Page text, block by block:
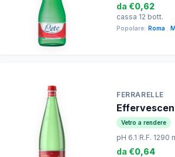
da €0,62
cassa 12 bott.
Popolare: Roma
FERRARELLE
Vetro a rendere
pH 6.1 R.F. 1290
da €0,64